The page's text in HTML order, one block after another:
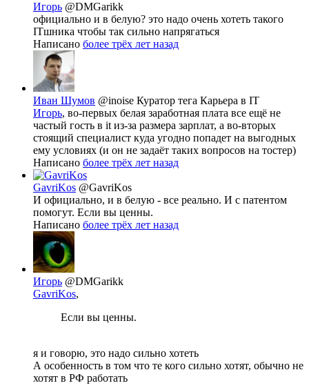
Игорь @DMGarikk
официально и в белую? это надо очень хотеть такого
ITшника чтобы так сильно напрягаться
Написано более трёх лет назад
Иван Шумов @inoise Куратор тега Карьера в IT
Игорь, во-первых белая заработная плата все ещё не
частый гость в it из-за размера зарплат, а во-вторых
стоящий специалист куда угодно попадет на выгодных
ему условиях (и он не задаёт таких вопросов на тостер)
Написано более трёх лет назад
GavriKos @GavriKos
И официально, и в белую - все реально. И с патентом
помогут. Если вы ценны.
Написано более трёх лет назад
Игорь @DMGarikk
GavriKos,
Если вы ценны.
я и говорю, это надо сильно хотеть
А особенность в том что те кого сильно хотят, обычно не
хотят в РФ работать